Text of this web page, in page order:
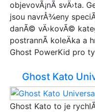
objevovÃ¡nÃ­ svÄ›ta.
jsou navrÅ¾eny
danÃ© vÄ›kovÃ©
postrannÃ­ koleÄka
Ghost PowerKid pro
Ghost Kato
Ghost Kato to je